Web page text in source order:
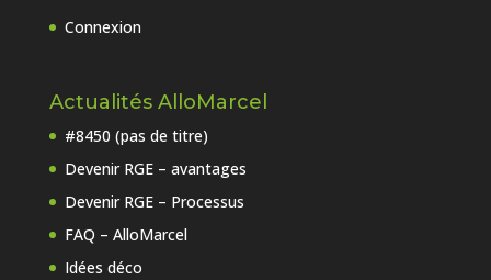
Connexion
Actualités AlloMarcel
#8450 (pas de titre)
Devenir RGE – avantages
Devenir RGE – Processus
FAQ – AlloMarcel
Idées déco